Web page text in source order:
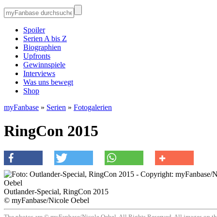
Spoiler
Serien A bis Z
Biographien
Upfronts
Gewinnspiele
Interviews
Was uns bewegt
Shop
myFanbase » Serien » Fotogalerien
RingCon 2015
Outlander-Special, RingCon 2015
© myFanbase/Nicole Oebel